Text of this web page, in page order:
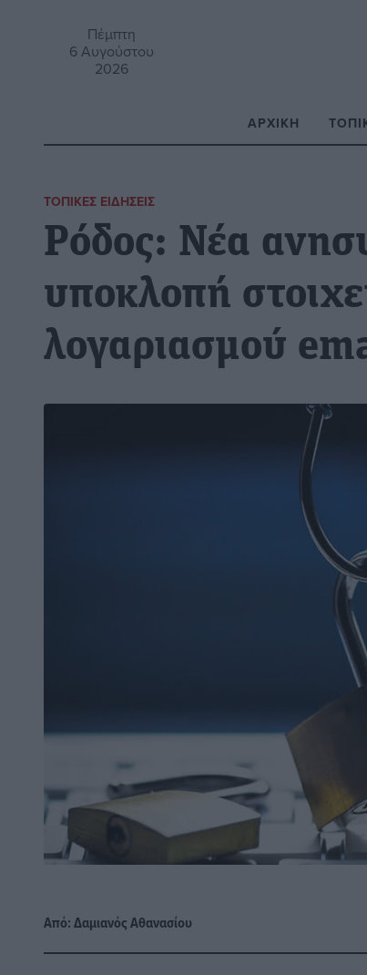
Πέμπτη
6 Αυγούστου
2026
ΑΡΧΙΚΉ
ΤΟΠΙΚΈΣ ΕΙΔΉΣΕΙΣ
Ρόδος: Νέα
υποκλοπή
λογαριασμού
Από:Δαμιανός Αθανασίου